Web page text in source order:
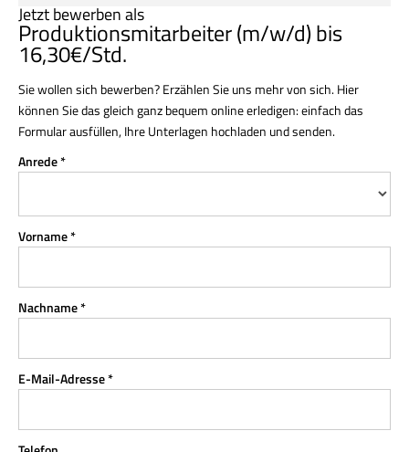
Jetzt bewerben als
Produktionsmitarbeiter (m/w/d) bis
16,30€/Std.
Sie wollen sich bewerben? Erzählen Sie uns mehr von sich. Hier
können Sie das gleich ganz bequem online erledigen: einfach das
Formular ausfüllen, Ihre Unterlagen hochladen und senden.
Anrede *
Vorname *
Nachname *
E-Mail-Adresse *